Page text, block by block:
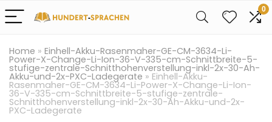
0
Home » Einhell-Akku-Rasenmaher-GE-CM-3634-Li-
Power-X-Change-Li-Ion-36-V-335-cm-Schnittbreite-5-
stufige-zentrale-Schnitthohenverstellung-inkl-2x-30-Ah-
Akku-und-2x-PXC-Ladegerate » Einhell-Akku-
Rasenmaher-GE-CM-3634-Li-Power-X-Change-Li-Ion-
36-V-335-cm-Schnittbreite-5-stufige-zentrale-
Schnitthohenverstellung-inkl-2x-30-Ah-Akku-und-2x-
PXC-Ladegerate